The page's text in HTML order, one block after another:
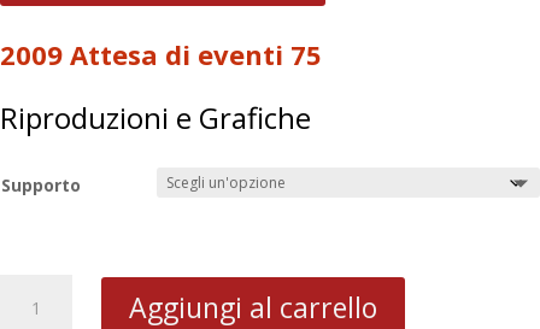
2009 Attesa di eventi 75
Riproduzioni e Grafiche
Supporto
Attesa
Aggiungi al carrello